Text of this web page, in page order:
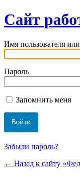
Сайт
Имя пользователя
Пароль
Запомнить меня
Забыли пароль?
← Назад к сайту